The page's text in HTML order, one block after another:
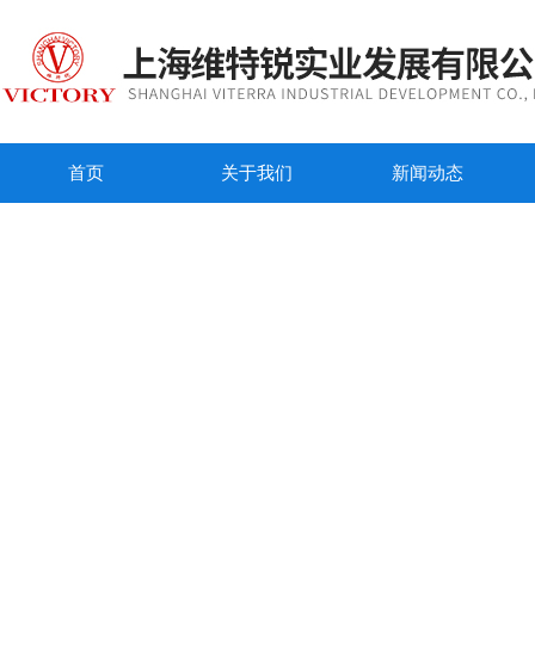
首页 关于我们 新闻动态